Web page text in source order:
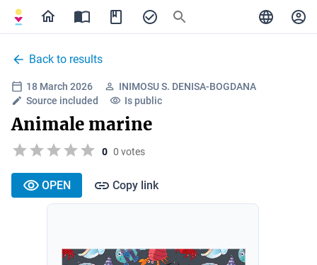
Back to results
18 March 2026
INIMOSU S. DENISA-BOGDANA
Source included
Is public
Animale marine
0 0 votes
OPEN Copy link